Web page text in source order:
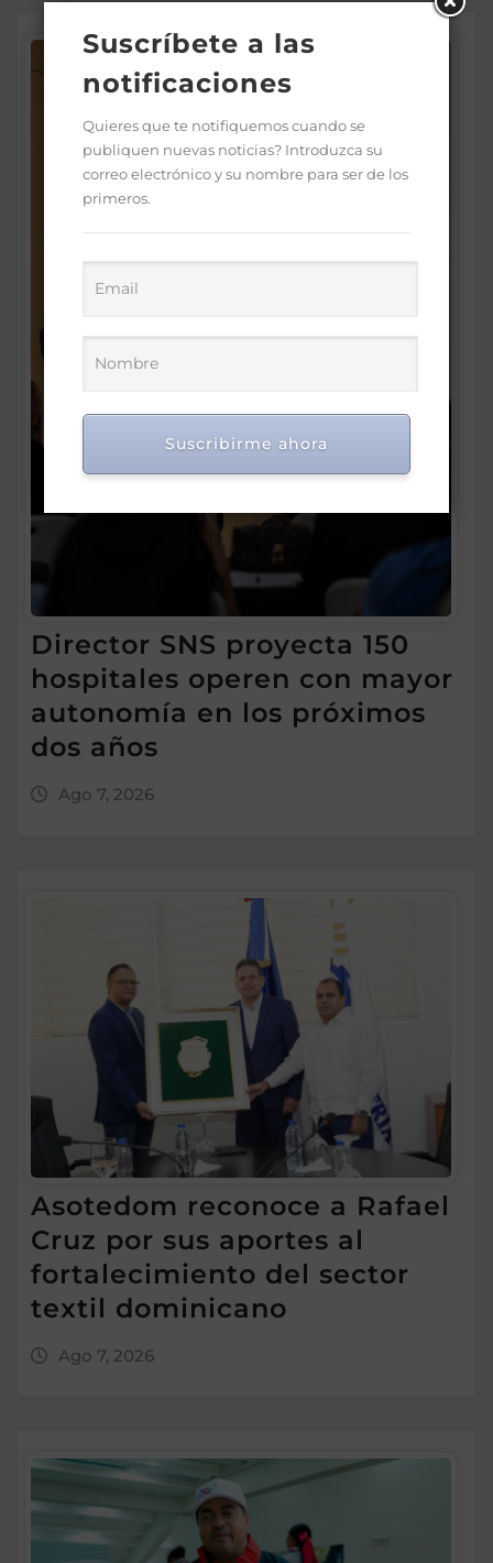
Director SNS proyecta 150
hospitales operen con mayor
autonomía en los próximos
dos años
Ago 7, 2026
Asotedom reconoce a Rafael
Cruz por sus aportes al
fortalecimiento del sector
textil dominicano
Ago 7, 2026
Suscríbete a las
notificaciones
Quieres que te notifiquemos cuando se
publiquen nuevas noticias? Introduzca su
correo electrónico y su nombre para ser de los
primeros.
Suscribirme ahora